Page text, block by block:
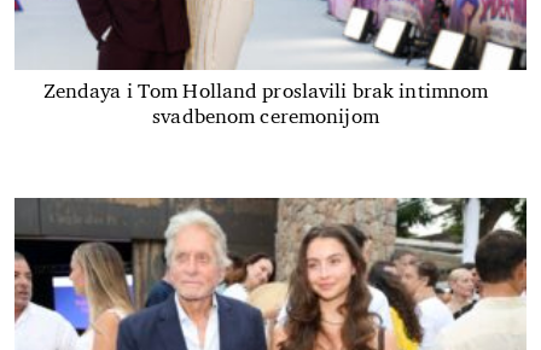
Zendaya i Tom Holland proslavili brak intimnom
svadbenom ceremonijom